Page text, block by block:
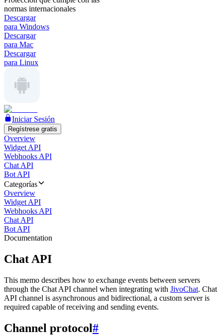
normas internacionales
Descargar
para Windows
Descargar
para Mac
Descargar
para Linux
Iniciar Sesión
Regístrese gratis
Overview
Widget API
Webhooks API
Chat API
Bot API
Categorías
Overview
Widget API
Webhooks API
Chat API
Bot API
Documentation
Chat API
This memo describes how to exchange events between servers
through the Chat API channel when integrating with JivoChat. Chat
API channel is asynchronous and bidirectional, a custom server is
required capable of receiving and sending events.
Channel protocol#